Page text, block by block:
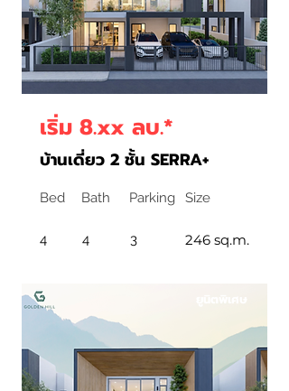
เริ่ม 8.xx ลบ.*
บ้านเดี่ยว 2 ชั้น SERRA+
Bed Bath Parking Size
4 4 3 246 sq.m.